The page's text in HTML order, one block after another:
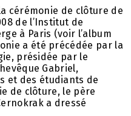
cérémonie de clôture de
de l’Institut de
à Paris (voir l’album
a été précédée par la
présidée par le
Gabriel,
et des étudiants de
de clôture, le père
a dressé